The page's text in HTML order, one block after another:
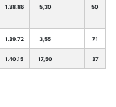
1.38.86 5,30 50
1.39.72 3,55 71
1.40.15 17,50 37